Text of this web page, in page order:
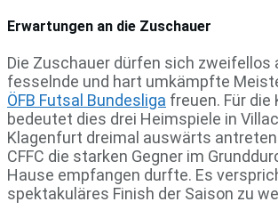
Erwartungen an die Zuschauer
Die Zuschauer dürfen sich zweifellos
fesselnde und hart umkämpfte
ÖFB Futsal Bundesliga freuen. Für
bedeutet dies drei Heimspiele in
Klagenfurt dreimal auswärts
CFFC die starken Gegner im
Hause empfangen durfte. Es
spektakuläres Finish der Saison zu